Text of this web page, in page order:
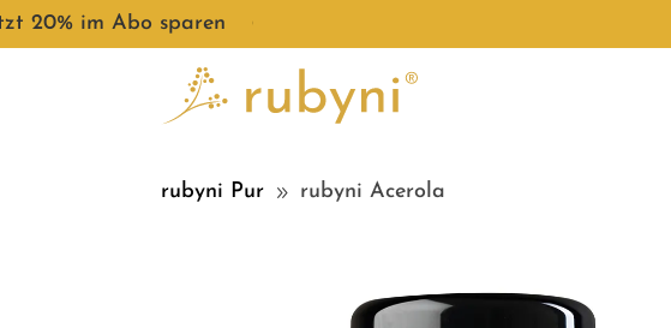
20% im Abo sparen ●
rubyni Pur 9 rubyni Acerola